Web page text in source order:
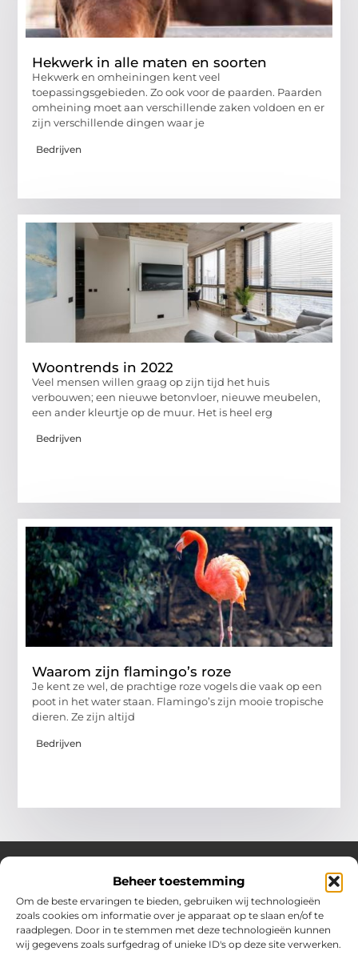
Beheer toestemming
Om de beste ervaringen te bieden, gebruiken wij technologieën
zoals cookies om informatie over je apparaat op te slaan en/of te
raadplegen. Door in te stemmen met deze technologieën kunnen
wij gegevens zoals surfgedrag of unieke ID's op deze site verwerken.
Hekwerk in alle maten en soorten
Hekwerk en omheiningen kent veel
toepassingsgebieden. Zo ook voor de paarden. Paarden
omheining moet aan verschillende zaken voldoen en er
zijn verschillende dingen waar je
Bedrijven
Woontrends in 2022
Veel mensen willen graag op zijn tijd het huis
verbouwen; een nieuwe betonvloer, nieuwe meubelen,
een ander kleurtje op de muur. Het is heel erg
Bedrijven
Waarom zijn flamingo’s roze
Je kent ze wel, de prachtige roze vogels die vaak op een
poot in het water staan. Flamingo’s zijn mooie tropische
dieren. Ze zijn altijd
Bedrijven
Over Hollandwinkelt
Jouw bron voor inspiratie en handige tips voor het dagelijks
leven.
Verken een gevarieerde selectie blogs en artikelen boordevol